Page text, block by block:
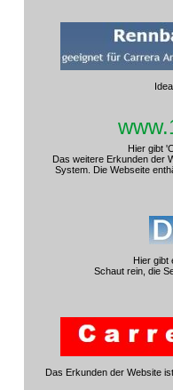
Hier gibt
Das weitere Erkunden der
System. Die Webseite
Hier gibt
Schaut rein, die
Das Erkunden der Website